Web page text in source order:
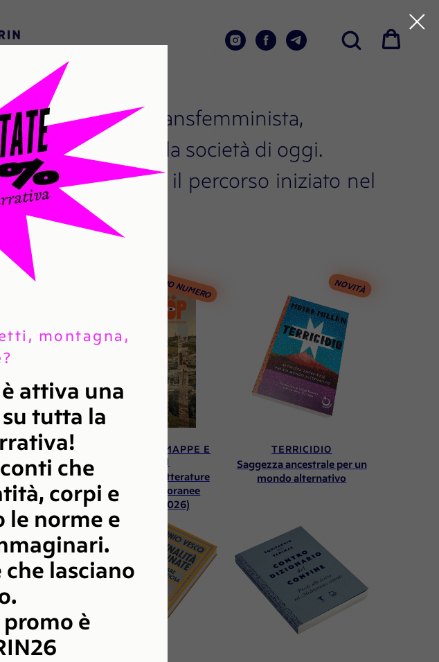
montagna,
attiva una
tutta la
che
corpi e
le norme e
lasciano
è
dal pensiero transfemminista,
comprendere la società di oggi.
che prosegue il percorso iniziato nel
NOVITÀ
DELLE
soggetto
ULTIMO NUMERO
ARABPOP N.10 MAPPE E
CONFINI
Rivista di arti e letterature
arabe contemporanee
(primavera 2026)
NOVITÀ
TERRICIDIO
Saggezza ancestrale per un
mondo alternativo